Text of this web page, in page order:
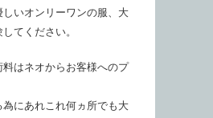
いオンリーワンの服、大
てください。
はネオからお客様へのプ
にあれこれ何ヵ所でも大